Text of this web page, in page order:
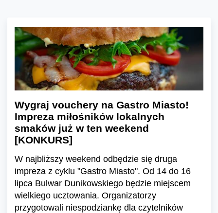
Wygraj vouchery na Gastro Miasto!
Impreza miłośników lokalnych
smaków już w ten weekend
[KONKURS]
W najbliższy weekend odbędzie się druga
impreza z cyklu "Gastro Miasto". Od 14 do 16
lipca Bulwar Dunikowskiego będzie miejscem
wielkiego ucztowania. Organizatorzy
przygotowali niespodziankę dla czytelników